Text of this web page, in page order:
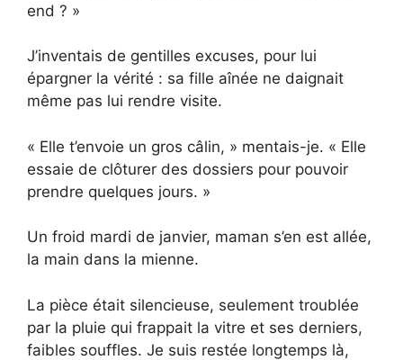
end ? »
J’inventais de gentilles excuses, pour lui
épargner la vérité : sa fille aînée ne daignait
même pas lui rendre visite.
« Elle t’envoie un gros câlin, » mentais-je. « Elle
essaie de clôturer des dossiers pour pouvoir
prendre quelques jours. »
Un froid mardi de janvier, maman s’en est allée,
la main dans la mienne.
La pièce était silencieuse, seulement troublée
par la pluie qui frappait la vitre et ses derniers,
faibles souffles. Je suis restée longtemps là,